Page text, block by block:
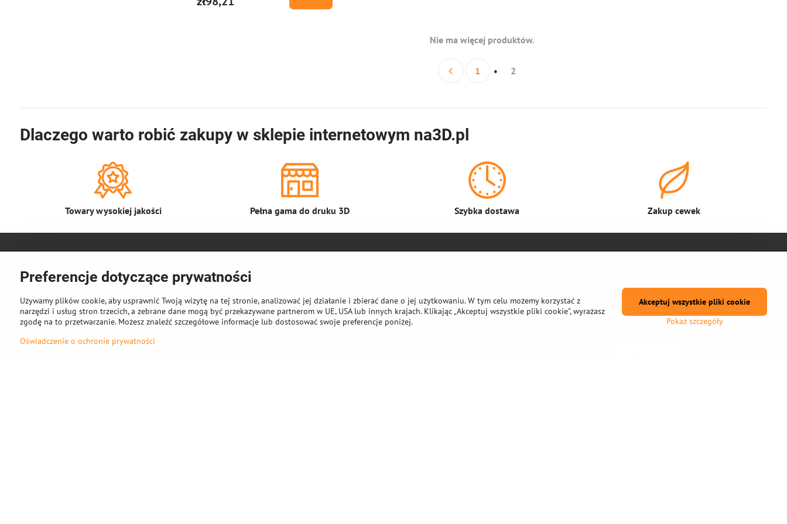
oprogramowania układowego za pomocą
Nie ma więcej produktów.
1 2
Dlaczego warto robić zakupy w sklepie internetowym na3D.pl
Towary wysokiej jakości Pełna gama do druku 3D Szybka dostawa Zakup cewek
Phone:
+86 131 4701 8937 (China) - hlavní sídlo
E-mail:
dozowania
Godziny otwarcia Po-Cz 8:00-15:00
Wysyłka i płatność
Warunki użytkowania strony internetowej
Warunki i zasady produkcji na zamówienie
Preferencje dotyczące prywatności
Używamy plików cookie, aby usprawnić Twoją wizytę na tej stronie, analizować jej działanie i zbierać dane o jej użytkowaniu. W tym celu możemy korzystać z
narzędzi i usług stron trzecich, a zebrane dane mogą być przekazywane partnerom w UE, USA lub innych krajach. Klikając „Akceptuj wszystkie pliki cookie", wyrażasz
zgodę na to przetwarzanie. Możesz znaleźć szczegółowe informacje lub dostosować swoje preferencje poniżej.
Oświadczenie o ochronie prywatności
Pokaż szczegóły
Akceptuj wszystkie pliki cookie